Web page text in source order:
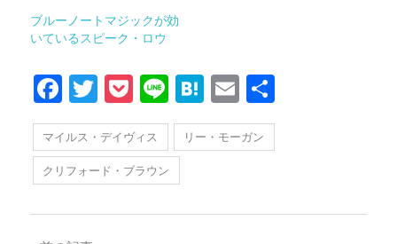
ブルーノートマジックが効
いているスピーク・ロウ
Facebook
Twitter
Pocket
LineHatena
Email
マイルス・デイヴィス
リー・モーガン
クリフォード・ブラウン